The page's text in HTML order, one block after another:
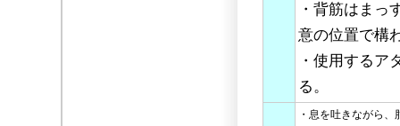
・背筋はまっ
意の位置で構
・使用するア
る。
・息を吐きながら